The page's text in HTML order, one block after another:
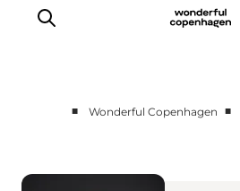
Samarbejd med os
■ Wonderful Copenhagen ■